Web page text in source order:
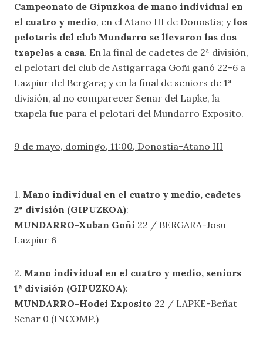
Campeonato de Gipuzkoa de mano individual en
el cuatro y medio, en el Atano III de Donostia; ylos
pelotaris del club Mundarro se llevaron las dos
txapelas a casa. En la final de cadetes de 2ª división,
el pelotari del club de Astigarraga Goñi ganó 22-6 a
Lazpiur del Bergara; y en la final de seniors de 1ª
división, al no comparecer Senar del Lapke, la
txapela fue para el pelotari del Mundarro Exposito.
9 de mayo, domingo, 11:00, Donostia-Atano III
1. Mano individual en el cuatro y medio, cadetes
2ª división (GIPUZKOA):
MUNDARRO-Xuban Goñi 22 / BERGARA-Josu
Lazpiur 6
2. Mano individual en el cuatro y medio, seniors
1ª división (GIPUZKOA):
MUNDARRO-Hodei Exposito 22 / LAPKE-Beñat
Senar 0 (INCOMP.)